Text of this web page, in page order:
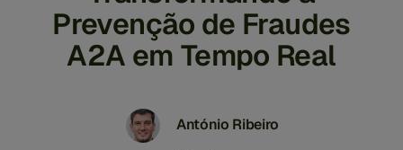
Prevenção de Fraudes
A2A em Tempo Real
António Ribeiro